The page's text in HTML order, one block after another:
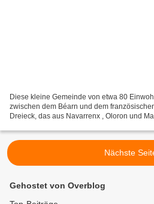
Diese kleine Gemeinde von etwa 80
zwischen dem Béarn und dem
Dreieck, das aus Navarrenx , Oloron und
Nächste
Gehostet von Overblog